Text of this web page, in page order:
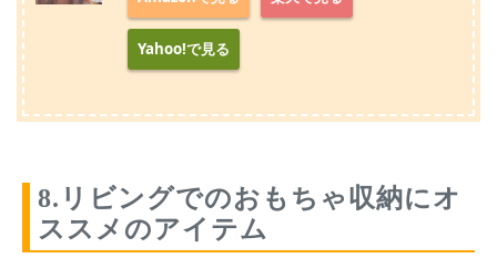
Yahoo!で見る
8.リビングでのおもちゃ収納にオ
ススメのアイテム